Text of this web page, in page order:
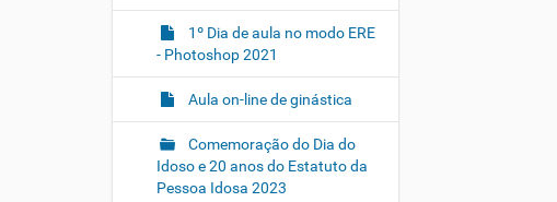
1º Dia de aula no modo ERE
- Photoshop 2021
Aula on-line de ginástica
Comemoração do Dia do
Idoso e 20 anos do Estatuto da
Pessoa Idosa 2023